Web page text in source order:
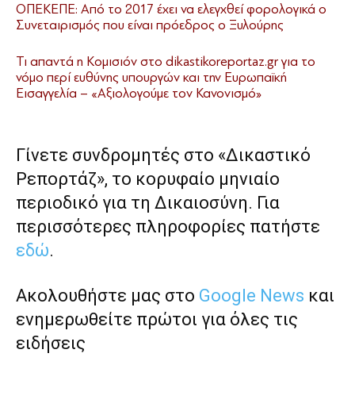
ΟΠΕΚΕΠΕ: Από το 2017 έχει να ελεγχθεί φορολογικά ο
Συνεταιρισμός που είναι πρόεδρος ο Ξυλούρης
Τι απαντά η Κομισιόν στο dikastikoreportaz.gr για το
νόμο περί ευθύνης υπουργών και την Ευρωπαϊκή
Εισαγγελία – «Αξιολογούμε τον Κανονισμό»
Γίνετε συνδρομητές στο «Δικαστικό
Ρεπορτάζ», το κορυφαίο μηνιαίο
περιοδικό για τη Δικαιοσύνη. Για
περισσότερες πληροφορίες πατήστε
εδώ.
Ακολουθήστε μας στο Google News και
ενημερωθείτε πρώτοι για όλες τις
ειδήσεις